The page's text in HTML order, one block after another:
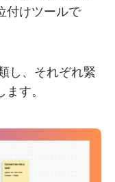
付けツールで
し、それぞれ緊
す。